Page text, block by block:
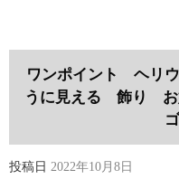
ワンポイント ヘリ
うに見える 飾り
投稿日 2022年10月8日